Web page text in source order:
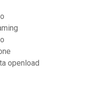
openload